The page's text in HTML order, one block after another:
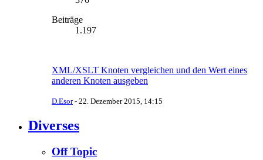
Beiträge
1.197
XML/XSLT Knoten vergleichen und den Wert eines
anderen Knoten ausgeben
D.Esor- 22. Dezember 2015, 14:15
Diverses
Off Topic